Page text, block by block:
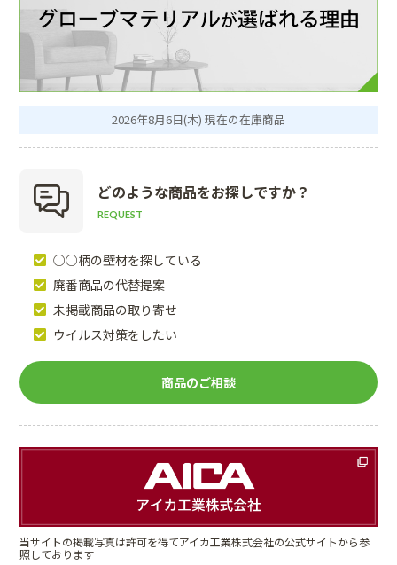
2026年8月6日(木) 現在の在庫商品
どのような商品をお探しですか？
REQUEST
○○柄の壁材を探している
廃番商品の代替提案
未掲載商品の取り寄せ
ウイルス対策をしたい
商品のご相談
当サイトの掲載写真は許可を得てアイカ工業株式会社の公式サイトから参
照しております